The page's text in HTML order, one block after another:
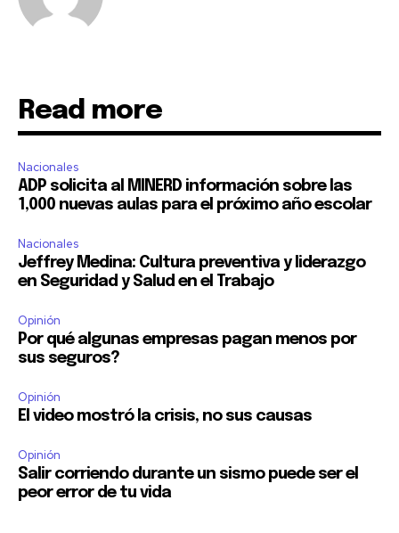
Read more
Nacionales
ADP solicita al MINERD información sobre las
1,000 nuevas aulas para el próximo año escolar
Nacionales
Jeffrey Medina: Cultura preventiva y liderazgo
en Seguridad y Salud en el Trabajo
Opinión
Por qué algunas empresas pagan menos por
sus seguros?
Opinión
El video mostró la crisis, no sus causas
Opinión
Salir corriendo durante un sismo puede ser el
peor error de tu vida